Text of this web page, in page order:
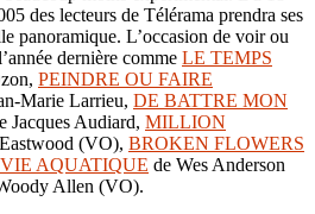
des lecteurs de Télérama prendra ses
panoramique. L’occasion de voir ou
dernière comme LE TEMPS
PEINDRE OU FAIRE
Marie Larrieu, DE BATTRE MON
Jacques Audiard, MILLION
(VO), BROKEN FLOWERS
AQUATIQUE de Wes Anderson
Allen (VO).